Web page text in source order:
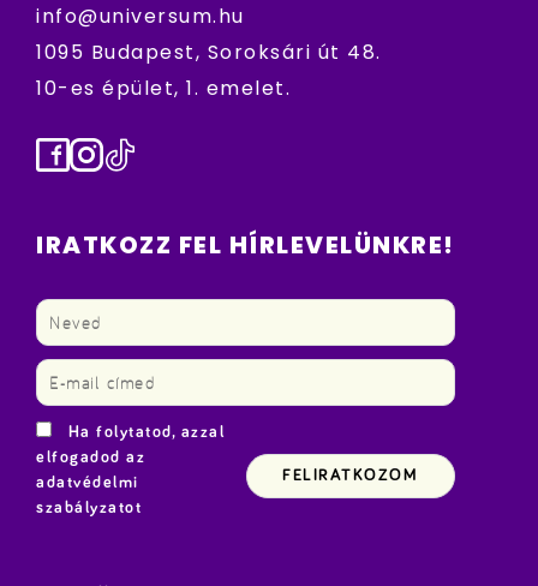
info@universum.hu
1095 Budapest, Soroksári út 48.
10-es épület, 1. emelet.
Facebook
Instagram
TikTok
IRATKOZZ FEL HÍRLEVELÜNKRE!
Ha folytatod, azzal
elfogadod az
adatvédelmi
szabályzatot